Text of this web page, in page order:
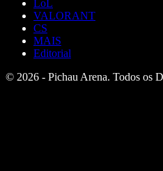
LoL
VALORANT
CS
MAIS
Editorial
© 2026 - Pichau Arena. Todos os